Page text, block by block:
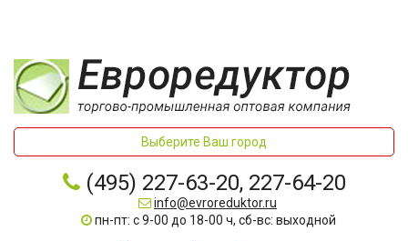
Выберите Ваш город
(495) 227-63-20, 227-64-20
info@evroreduktor.ru
пн-пт: с 9-00 до 18-00 ч, сб-вс: выходной